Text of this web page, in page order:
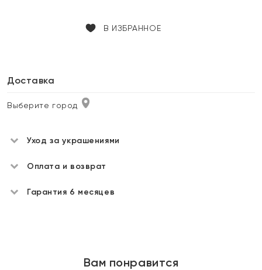
В ИЗБРАННОЕ
Доставка
Выберите город
Уход за украшениями
Оплата и возврат
Гарантия 6 месяцев
Вам понравится